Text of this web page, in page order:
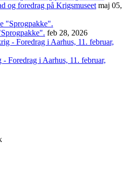
og foredrag på Krigsmuseet maj 05,
feb 28, 2026
Foredrag i Aarhus, 11. februar,